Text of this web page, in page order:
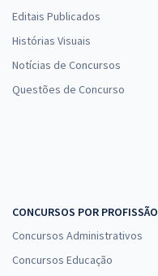
Editais Publicados
Histórias Visuais
Notícias de Concursos
Questões de Concurso
CONCURSOS POR PROFISSÃO
Concursos Administrativos
Concursos Educação